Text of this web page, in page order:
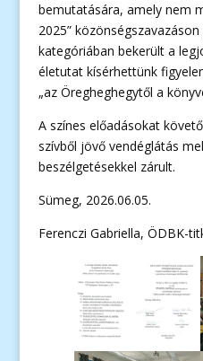
bemutatására, amely nem
2025”
kategóriában bekerült a
életutat kísérhettünk
„az Öregheghegytől a
A színes előadásokat
szívből jövő vendéglátás
beszélgetésekkel zárult.
Sümeg, 2026.06.05.
Ferenczi Gabriella, ÖDBK-